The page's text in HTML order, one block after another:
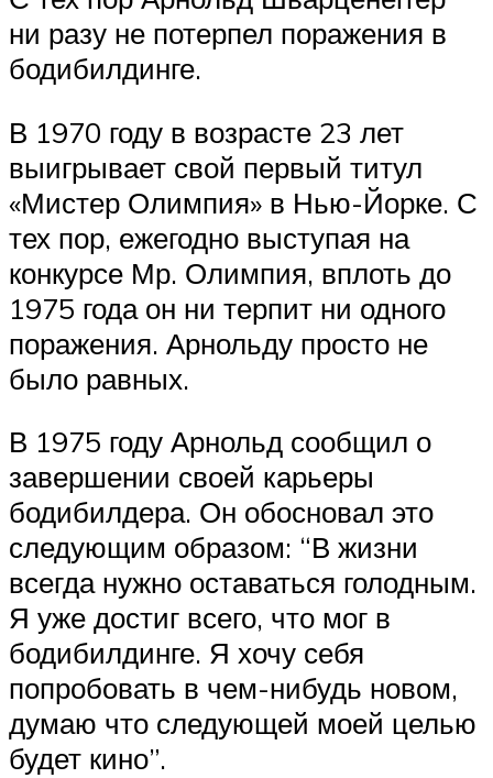
ни разу не потерпел поражения в
бодибилдинге.
В 1970 году в возрасте 23 лет
выигрывает свой первый титул
«Мистер Олимпия» в Нью-Йорке. С
тех пор, ежегодно выступая на
конкурсе Мр. Олимпия, вплоть до
1975 года он ни терпит ни одного
поражения. Арнольду просто не
было равных.
В 1975 году Арнольд сообщил о
завершении своей карьеры
бодибилдера. Он обосновал это
следующим образом: “В жизни
всегда нужно оставаться голодным.
Я уже достиг всего, что мог в
бодибилдинге. Я хочу себя
попробовать в чем-нибудь новом,
думаю что следующей моей целью
будет кино”.